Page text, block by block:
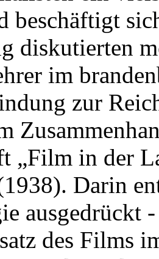
beschäftigt
diskutierten
im
zur
„Film in der
Darin
ausgedrückt
des Films